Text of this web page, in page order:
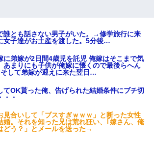
誰とも話さない男子がいた。→修学旅行に来
女子達がお土産を渡した。5分後…
に弟嫁が2日間4歳児を託児 俺嫁はそこまで気
あまりにも子供が俺嫁に懐くので最後らへん
して弟嫁が迎えに来た翌日…
てOK貰った俺、告げられた結婚条件にブチ切
・・
見合いして「ブスすぎｗｗｗ」と断った女性
婚。それを知った兄は荒れ狂い、｢嫁さん、俺
どう？」とメールを送った→